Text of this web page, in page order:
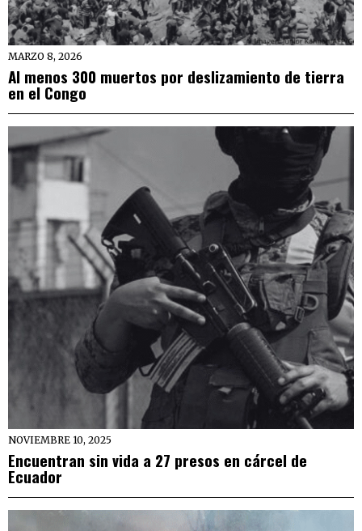
MARZO 8, 2026
Al menos 300 muertos por deslizamiento de tierra
en el Congo
NOVIEMBRE 10, 2025
Encuentran sin vida a 27 presos en cárcel de
Ecuador